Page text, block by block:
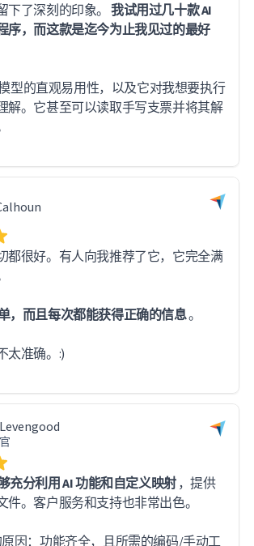
了深刻的印象。 我试用过几十款 AI
序，而这款是迄今为止我见过的最好
型的直观易用性，以及它对我想要执行
解。它甚至可以读取手写支票并将其解
都很好。有人向我推荐了它，它完全满
，而且每次都能获得正确的信息。
太准确。:)
充分利用 AI 功能和自定义映射，提供
件。客户服务和支持也非常出色。
原因：功能齐全，且所需的编码/手动工